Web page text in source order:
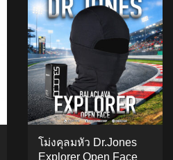
โม่งคุลมหัว Dr.jones
Explorer Open Face